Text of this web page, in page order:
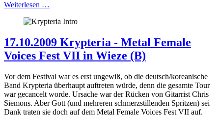
Weiterlesen …
17.10.2009 Krypteria - Metal Female
Voices Fest VII in Wieze (B)
Vor dem Festival war es erst ungewiß, ob die deutsch/koreanische
Band Krypteria überhaupt auftreten würde, denn die gesamte Tour
war gecancelt worde. Ursache war der Rücken von Gitarrist Chris
Siemons. Aber Gott (und mehreren schmerzstillenden Spritzen) sei
Dank traten sie doch auf dem Metal Female Voices Fest VII auf.